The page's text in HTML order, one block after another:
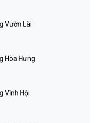
Vườn Lài
Hòa Hưng
Vĩnh Hội